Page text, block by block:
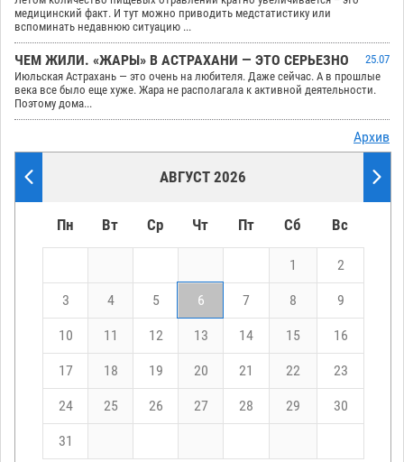
медицинский факт. И тут можно приводить медстатистику или
вспоминать недавнюю ситуацию ...
ЧЕМ ЖИЛИ. «ЖАРЫ» В АСТРАХАНИ — ЭТО СЕРЬЕЗНО
25.07
Июльская Астрахань — это очень на любителя. Даже сейчас. А в прошлые
века все было еще хуже. Жара не располагала к активной деятельности.
Поэтому дома...
Архив
АВГУСТ 2026
Пн Вт Ср Чт Пт Сб Вс
1 2
3 4 5 6 7 8 9
10 11 12 13 14 15 16
17 18 19 20 21 22 23
24 25 26 27 28 29 30
31